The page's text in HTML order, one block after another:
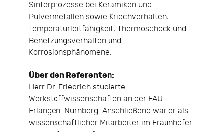
Sinterprozesse bei Keramiken und
Pulvermetallen sowie Kriechverhalten,
Temperaturleitfähigkeit, Thermoschock und
Benetzungsverhalten und
Korrosionsphänomene.
Über den Referenten:
Herr Dr. Friedrich studierte
Werkstoffwissenschaften an der FAU
Erlangen-Nürnberg. Anschließend war er als
wissenschaftlicher Mitarbeiter im Fraunhofer-